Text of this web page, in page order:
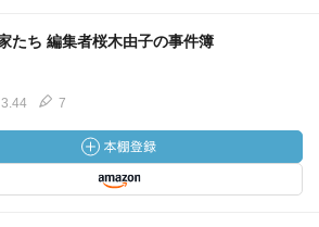
たち 編集者桜木由子の事件簿
3.44 7